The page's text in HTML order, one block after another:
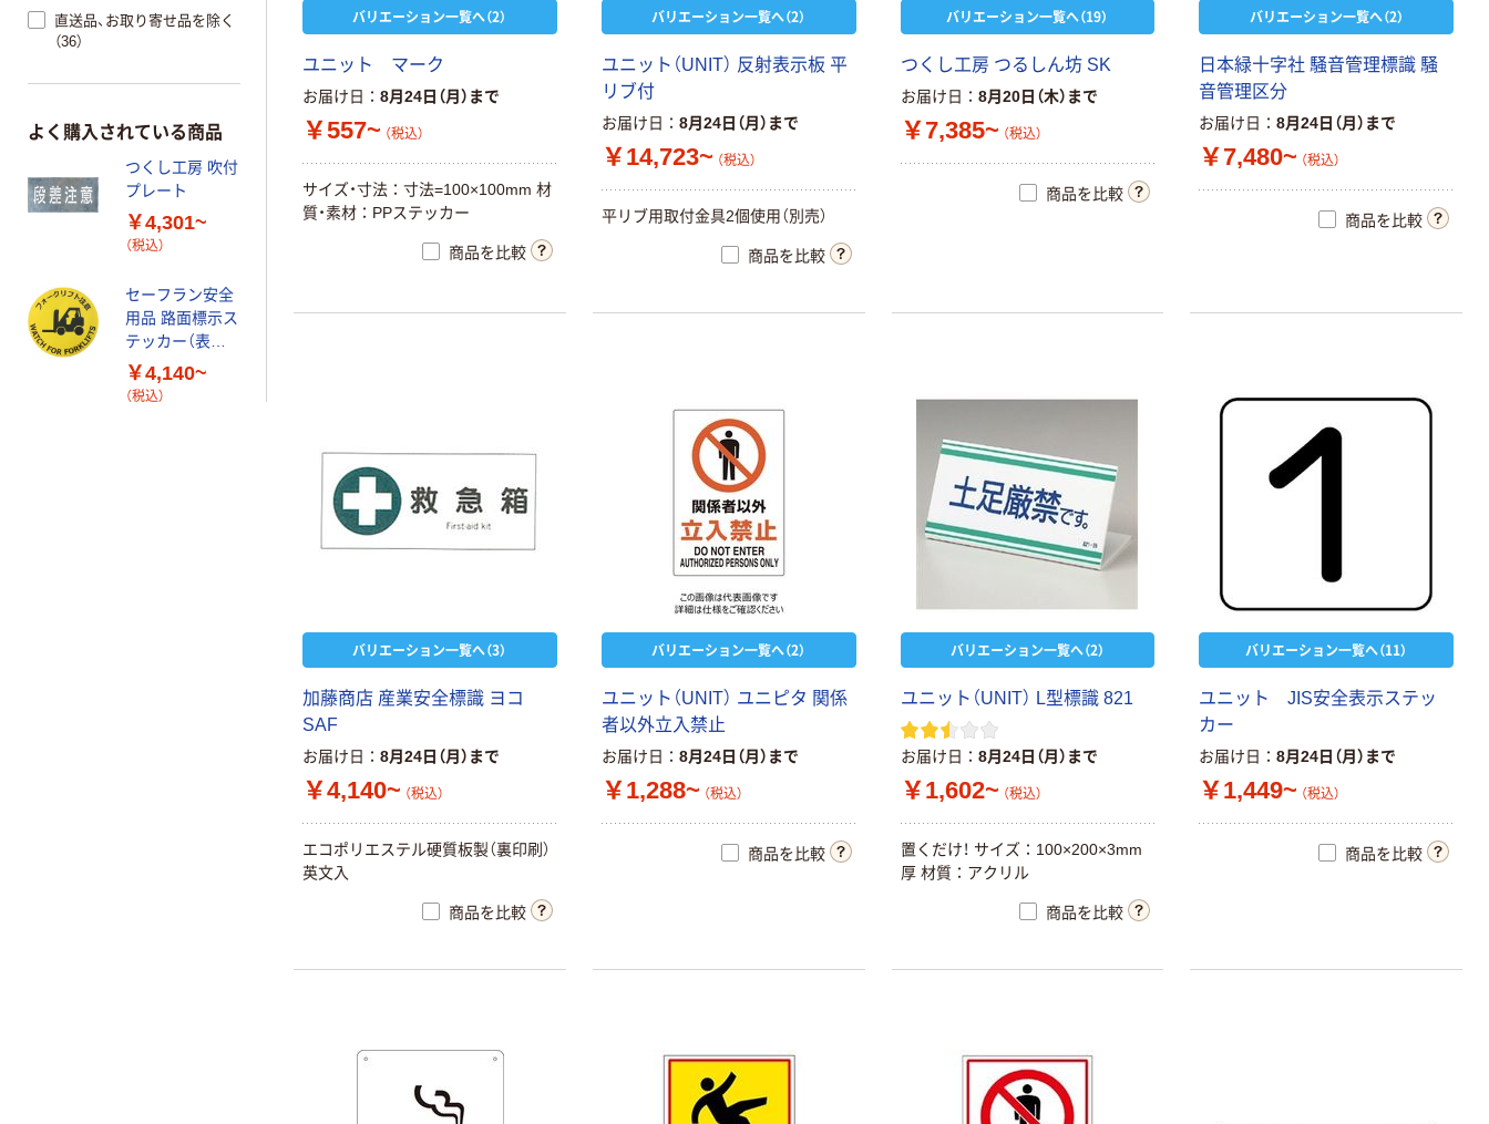
バリエーション一覧へ（2）
ユニット マーク
お届け日 8月24日（月）まで
￥557~ （税込）
サイズ・寸法：寸法=100×100mm 材
質・素材：PPステッカー
商品を比較
バリエーション一覧へ（2）
ユニット（UNIT） 反射表示板 平
リブ付
お届け日 8月24日（月）まで
￥14,723~ （税込）
平リブ用取付金具2個使用（別売）
商品を比較
バリエーション一覧へ（19）
つくし工房 つるしん坊 SK
お届け日 8月20日（木）まで
￥7,385~ （税込）
商品を比較
バリエーション一覧へ（2）
日本緑十字社 騒音管理標識 騒
音管理区分
お届け日 8月24日（月）まで
￥7,480~ （税込）
商品を比較
バリエーション一覧へ（3）
加藤商店 産業安全標識 ヨコ
SAF
お届け日 8月24日（月）まで
￥4,140~ （税込）
エコポリエステル硬質板製（裏印刷）
英文入
商品を比較
バリエーション一覧へ（2）
ユニット（UNIT） ユニピタ 関係
者以外立入禁止
お届け日 8月24日（月）まで
￥1,288~ （税込）
商品を比較
バリエーション一覧へ（2）
ユニット（UNIT） L型標識 821
お届け日 8月24日（月）まで
￥1,602~ （税込）
置くだけ！ サイズ：100×200×3mm
厚 材質：アクリル
商品を比較
バリエーション一覧へ（11）
ユニット JIS安全表示ステッ
カー
お届け日 8月24日（月）まで
￥1,449~ （税込）
商品を比較
直送品、お取り寄せ品を除く
（36）
よく購入されている商品
つくし工房 吹付
プレート
￥4,301~
（税込）
セーフラン安全
用品 路面標示ス
テッカー（表面
マットタイプ）
￥4,140~
（税込）